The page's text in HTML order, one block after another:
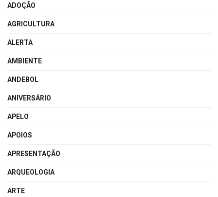
ADOÇÃO
AGRICULTURA
ALERTA
AMBIENTE
ANDEBOL
ANIVERSÁRIO
APELO
APOIOS
APRESENTAÇÃO
ARQUEOLOGIA
ARTE